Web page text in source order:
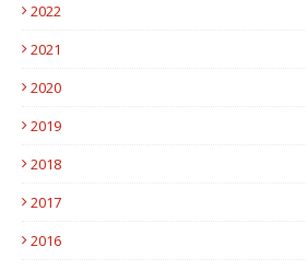
2022
2021
2020
2019
2018
2017
2016